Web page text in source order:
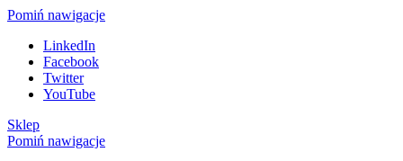
Pomiń nawigacje
LinkedIn
Facebook
Twitter
YouTube
Sklep
Pomiń nawigacje